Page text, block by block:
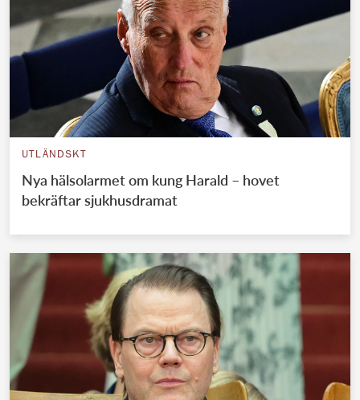
UTLÄNDSKT
Nya hälsolarmet om kung Harald – hovet
bekräftar sjukhusdramat